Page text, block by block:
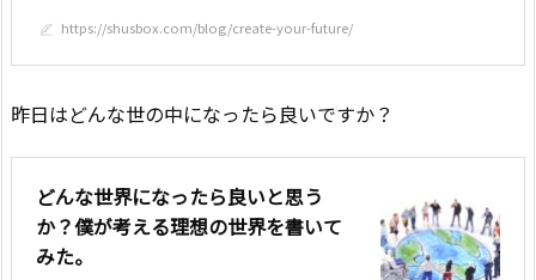
https://shusbox.com/blog/create-your-future/
昨日はどんな世の中になったら良いですか？
どんな世界になったら良いと思う
か？僕が考える理想の世界を書いて
みた。